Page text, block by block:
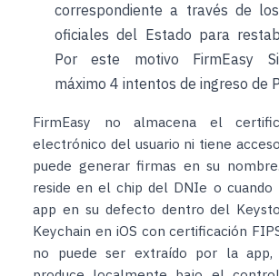
correspondiente a través de
oficiales del Estado para
Por este motivo FirmEasy
máximo 4 intentos de ingreso de
FirmEasy no almacena el
electrónico del usuario ni tiene
puede generar firmas en su
reside en el chip del DNIe o
app en su defecto dentro del
Keychain en iOS con certificación
no puede ser extraído por la